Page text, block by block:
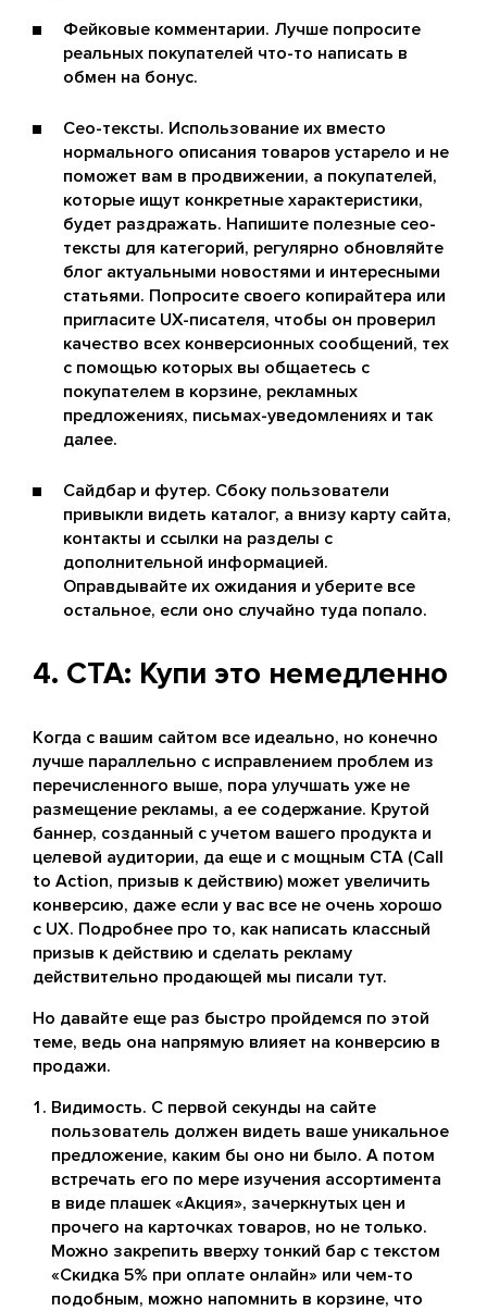
Фейковые комментарии. Лучше попросите
реальных покупателей что-то написать в
обмен на бонус.
Сео-тексты. Использование их вместо
нормального описания товаров устарело и не
поможет вам в продвижении, а покупателей,
которые ищут конкретные характеристики,
будет раздражать. Напишите полезные сео-
тексты для категорий, регулярно обновляйте
блог актуальными новостями и интересными
статьями. Попросите своего копирайтера или
пригласите UX-писателя, чтобы он проверил
качество всех конверсионных сообщений, тех
с помощью которых вы общаетесь с
покупателем в корзине, рекламных
предложениях, письмах-уведомлениях и так
далее.
Сайдбар и футер. Сбоку пользователи
привыкли видеть каталог, а внизу карту сайта,
контакты и ссылки на разделы с
дополнительной информацией.
Оправдывайте их ожидания и уберите все
остальное, если оно случайно туда попало.
4. CTA: Купи это немедленно
Когда с вашим сайтом все идеально, но конечно
лучше параллельно с исправлением проблем из
перечисленного выше, пора улучшать уже не
размещение рекламы, а ее содержание. Крутой
баннер, созданный с учетом вашего продукта и
целевой аудитории, да еще и с мощным CTA (Call
to Action, призыв к действию) может увеличить
конверсию, даже если у вас все не очень хорошо
с UX. Подробнее про то, как написать классный
призыв к действию и сделать рекламу
действительно продающей мы писали тут.
Но давайте еще раз быстро пройдемся по этой
теме, ведь она напрямую влияет на конверсию в
продажи.
Видимость. С первой секунды на сайте
пользователь должен видеть ваше уникальное
предложение, каким бы оно ни было. А потом
встречать его по мере изучения ассортимента
в виде плашек «Акция», зачеркнутых цен и
прочего на карточках товаров, но не только.
Можно закрепить вверху тонкий бар с текстом
«Скидка 5% при оплате онлайн» или чем-то
подобным, можно напомнить в корзине, что